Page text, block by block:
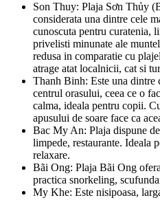
Son Thuy: Plaja Sơn Thủy
considerata una dintre cele
cunoscuta pentru curatenia,
privelisti minunate ale
redusa in comparatie cu
atrage atat localnicii, cat si
Thanh Binh: Este una dintre
centrul orasului, ceea ce o
calma, ideala pentru copii.
apusului de soare face ca
Bac My An: Plaja dispune
limpede, restaurante. Ideala
relaxare.
Bãi Ong: Plaja Bãi Ong
practica snorkeling,
My Khe: Este nisipoasa,